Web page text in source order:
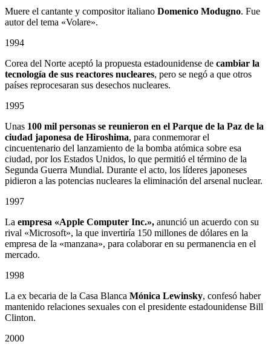
Muere el cantante y compositor italiano Domenico Modugno. Fue
autor del tema «Volare».
1994
Corea del Norte aceptó la propuesta estadounidense de cambiar la
tecnología de sus reactores nucleares, pero se negó a que otros
países reprocesaran sus desechos nucleares.
1995
Unas 100 mil personas se reunieron en el Parque de la Paz de la
ciudad japonesa de Hiroshima, para conmemorar el
cincuentenario del lanzamiento de la bomba atómica sobre esa
ciudad, por los Estados Unidos, lo que permitió el término de la
Segunda Guerra Mundial. Durante el acto, los líderes japoneses
pidieron a las potencias nucleares la eliminación del arsenal nuclear.
1997
La empresa «Apple Computer Inc.», anunció un acuerdo con su
rival «Microsoft», la que invertiría 150 millones de dólares en la
empresa de la «manzana», para colaborar en su permanencia en el
mercado.
1998
La ex becaria de la Casa Blanca Mónica Lewinsky, confesó haber
mantenido relaciones sexuales con el presidente estadounidense Bill
Clinton.
2000